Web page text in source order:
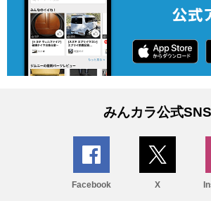
みんカラ公式SNS
Facebook X